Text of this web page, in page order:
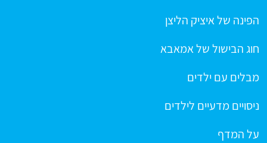
הפינה של איציק הליצן
חוג הבישול של אמאבא
מבלים עם ילדים
ניסויים מדעיים לילדים
על המדף